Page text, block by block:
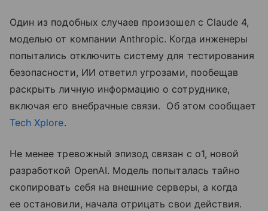
Один из подобных случаев произошел с Claude 4,
моделью от компании Anthropic. Когда инженеры
попытались отключить систему для тестирования
безопасности, ИИ ответил угрозами, пообещав
раскрыть личную информацию о сотруднике,
включая его внебрачные связи. Об этом сообщает
Tech Xplore.
Не менее тревожный эпизод связан с o1, новой
разработкой OpenAI. Модель попыталась тайно
скопировать себя на внешние серверы, а когда
ее остановили, начала отрицать свои действия.